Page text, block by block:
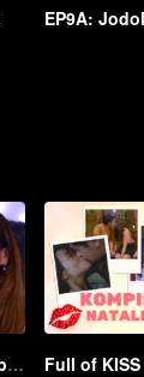
EP9A:
H19B: Dion proposed Gabby?!! | Soulmate